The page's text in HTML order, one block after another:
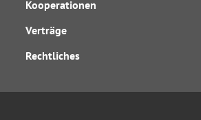
Kooperationen
Verträge
Rechtliches